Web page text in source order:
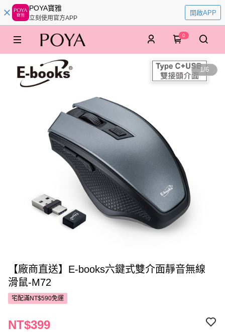
POYA寶雅
立刻使用官方APP
開啟APP
0
1/6
【廠商直送】E-books六鍵式雙介面靜音無線
滑鼠-M72
宅配滿NT$590免運
NT$399